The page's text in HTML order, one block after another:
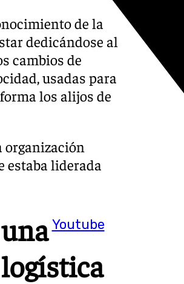
Youtube
de la
dedicándose al
cambios de
usadas para
los alijos de
organización
estaba liderada
logística